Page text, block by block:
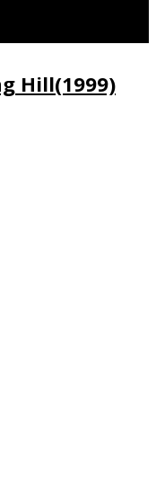
Hill(1999)